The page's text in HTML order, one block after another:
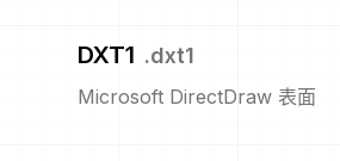
DXT1 .dxt1
Microsoft DirectDraw 表面